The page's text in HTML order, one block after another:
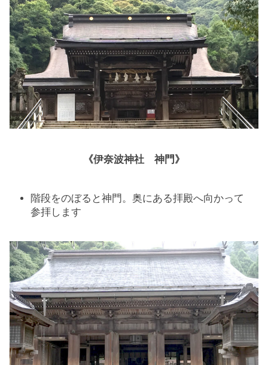
《伊奈波神社 神門》
階段をのぼると神門。奥にある拝殿へ向かって
参拝します